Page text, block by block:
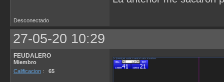
Desconectado
27-05-20 10:29
FEUDALERO
Miembro
Calificacion : 65